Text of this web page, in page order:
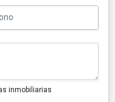
inmobiliarias